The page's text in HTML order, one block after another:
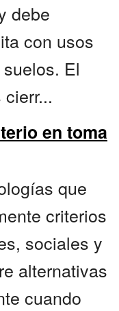
debe
con usos
El
en toma
que
criterios
sociales y
alternativas
cuando